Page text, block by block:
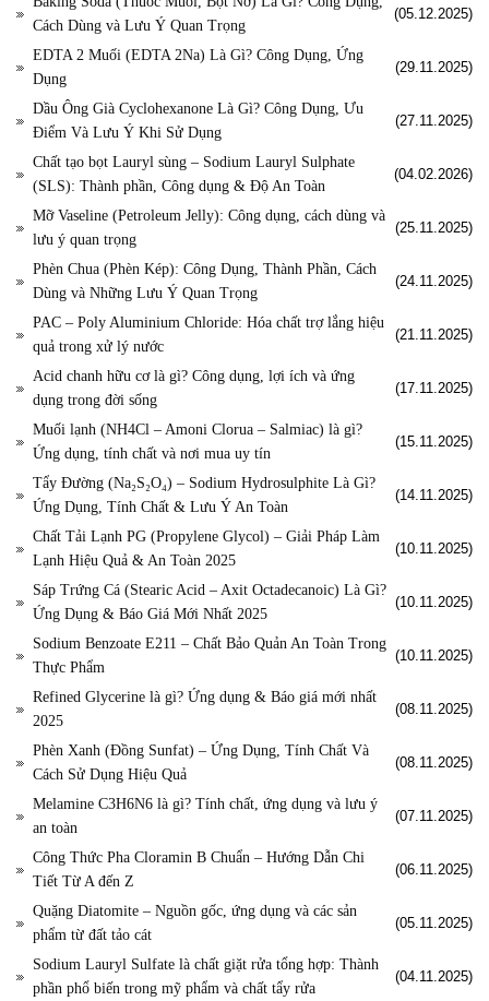
Cách Dùng và Lưu Ý Quan Trọng
(05.12.2025)
EDTA 2 Muối (EDTA 2Na) Là Gì? Công Dụng, Ứng
Dụng
(29.11.2025)
Dầu Ông Già Cyclohexanone Là Gì? Công Dụng, Ưu
Điểm Và Lưu Ý Khi Sử Dụng
(27.11.2025)
Chất tạo bọt Lauryl sùng – Sodium Lauryl Sulphate
(SLS): Thành phần, Công dụng & Độ An Toàn
(04.02.2026)
Mỡ Vaseline (Petroleum Jelly): Công dụng, cách dùng và
lưu ý quan trọng
(25.11.2025)
Phèn Chua (Phèn Kép): Công Dụng, Thành Phần, Cách
Dùng và Những Lưu Ý Quan Trọng
(24.11.2025)
PAC – Poly Aluminium Chloride: Hóa chất trợ lắng hiệu
quả trong xử lý nước
(21.11.2025)
Acid chanh hữu cơ là gì? Công dụng, lợi ích và ứng
dụng trong đời sống
(17.11.2025)
Muối lạnh (NH4Cl – Amoni Clorua – Salmiac) là gì?
Ứng dụng, tính chất và nơi mua uy tín
(15.11.2025)
Tẩy Đường (Na₂S₂O₄) – Sodium Hydrosulphite Là Gì?
Ứng Dụng, Tính Chất & Lưu Ý An Toàn
(14.11.2025)
Chất Tải Lạnh PG (Propylene Glycol) – Giải Pháp Làm
Lạnh Hiệu Quả & An Toàn 2025
(10.11.2025)
Sáp Trứng Cá (Stearic Acid – Axit Octadecanoic) Là Gì?
Ứng Dụng & Báo Giá Mới Nhất 2025
(10.11.2025)
Sodium Benzoate E211 – Chất Bảo Quản An Toàn Trong
Thực Phẩm
(10.11.2025)
Refined Glycerine là gì? Ứng dụng & Báo giá mới nhất
2025
(08.11.2025)
Phèn Xanh (Đồng Sunfat) – Ứng Dụng, Tính Chất Và
Cách Sử Dụng Hiệu Quả
(08.11.2025)
Melamine C3H6N6 là gì? Tính chất, ứng dụng và lưu ý
an toàn
(07.11.2025)
Công Thức Pha Cloramin B Chuẩn – Hướng Dẫn Chi
Tiết Từ A đến Z
(06.11.2025)
Quặng Diatomite – Nguồn gốc, ứng dụng và các sản
phẩm từ đất tảo cát
(05.11.2025)
Sodium Lauryl Sulfate là chất giặt rửa tổng hợp: Thành
phần phổ biến trong mỹ phẩm và chất tẩy rửa
(04.11.2025)